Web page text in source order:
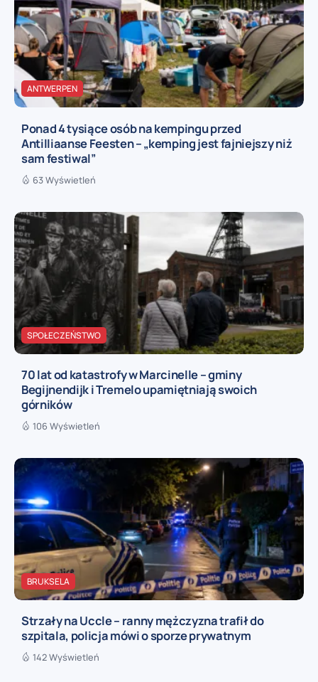
ANTWERPEN
Ponad 4 tysiące osób na kempingu przed
Antilliaanse Feesten – „kemping jest fajniejszy niż
sam festiwal”
63 Wyświetleń
SPOŁECZEŃSTWO
70 lat od katastrofy w Marcinelle – gminy
Begijnendijk i Tremelo upamiętniają swoich
górników
106 Wyświetleń
BRUKSELA
Strzały na Uccle – ranny mężczyzna trafił do
szpitala, policja mówi o sporze prywatnym
142 Wyświetleń